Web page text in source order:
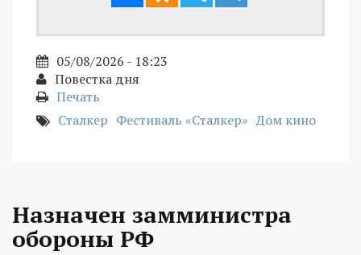
05/08/2026 - 18:23
Повестка дня
Печать
Сталкер Фестиваль «Сталкер» Дом кино
Назначен замминистра
обороны РФ